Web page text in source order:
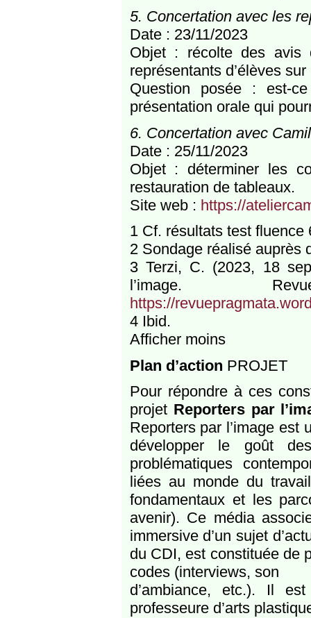
5. Concertation avec les
Date : 23/11/2023
Objet : récolte des avis
représentants d’élèves
Question posée : est-
présentation orale qui
6. Concertation avec
Date : 25/11/2023
Objet : déterminer les
restauration de tableaux.
Site web : https://
1 Cf. résultats test fluence
2 Sondage réalisé auprès
3 Terzi, C. (2023, 18
l’image.
https://
4 Ibid.
Afficher moins
Plan d’action PROJET
Pour répondre à ces
projet Reporters par
Reporters par l’image est
développer le goût
problématiques
liées au monde du
fondamentaux et les
avenir). Ce média
immersive d’un sujet
du CDI, est constituée de
codes (interviews, son
d’ambiance, etc.). Il
professeure d’arts